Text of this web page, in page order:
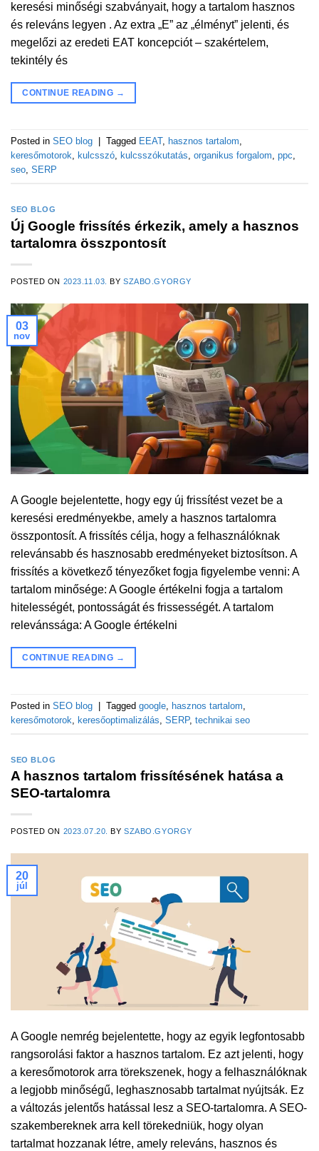
keresési minőségi szabványait, hogy a tartalom hasznos
és releváns legyen . Az extra „E” az „élményt” jelenti, és
megelőzi az eredeti EAT koncepciót – szakértelem,
tekintély és
CONTINUE READING →
Posted in SEO blog Tagged EEAT, hasznos tartalom,
keresőmotorok, kulcsszó, kulcsszókutatás, organikus forgalom, ppc,
seo, SERP
SEO BLOG
Új Google frissítés érkezik, amely a hasznos
tartalomra összpontosít
POSTED ON 2023.11.03. BYSZABO.GYORGY
03
nov
A Google bejelentette, hogy egy új frissítést vezet be a
keresési eredményekbe, amely a hasznos tartalomra
összpontosít. A frissítés célja, hogy a felhasználóknak
relevánsabb és hasznosabb eredményeket biztosítson. A
frissítés a következő tényezőket fogja figyelembe venni: A
tartalom minősége: A Google értékelni fogja a tartalom
hitelességét, pontosságát és frissességét. A tartalom
relevánssága: A Google értékelni
CONTINUE READING →
Posted in SEO blog Tagged google hasznos tartalom
keresőmotorok
keresőoptimalizálás SERP, technikai seo
SEO BLOG
A hasznos tartalom frissítésének hatása a
SEO-tartalomra
POSTED ON 2023.07.20. BYSZABO.GYORGY
20
júl
A Google nemrég bejelentette, hogy az egyik legfontosabb
rangsorolási faktor a hasznos tartalom. Ez azt jelenti, hogy
a keresőmotorok arra törekszenek, hogy a felhasználóknak
a legjobb minőségű, leghasznosabb tartalmat nyújtsák. Ez
a változás jelentős hatással lesz a SEO-tartalomra. A SEO-
szakembereknek arra kell törekedniük, hogy olyan
tartalmat hozzanak létre, amely releváns, hasznos és